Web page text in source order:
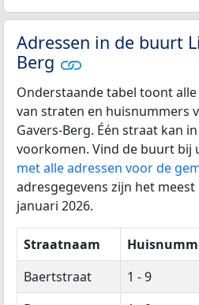
Adressen in de buurt
Berg
Onderstaande tabel toont
van straten en huisnummers
Gavers-Berg. Één straat kan
voorkomen. Vind de buurt bij
met alle adressen voor de
adresgegevens zijn het
januari 2026.
Straatnaam
Baertstraat
1 - 9